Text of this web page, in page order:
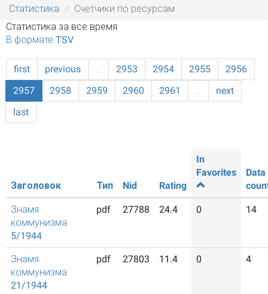
Статистика
Счетчики по ресурсам
Статистика за все время
В формате TSV
first previous … 2953 2954 2955
2956
2957
2958 2959 2960 2961 …
next
last
Заголовок Тип Nid Rating
In
Favorites
Data
Знамя
коммунизма
5/1944
pdf 27788 24.4 0 14
Знамя
коммунизма
21/1944
pdf 27803 11.4 0 4